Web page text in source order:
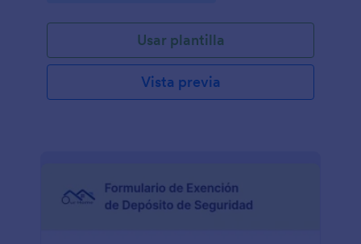
Usar plantilla
Vista previa